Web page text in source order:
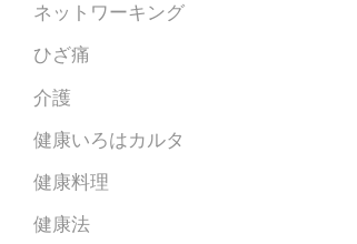
ネットワーキング
ひざ痛
介護
健康いろはカルタ
健康料理
健康法